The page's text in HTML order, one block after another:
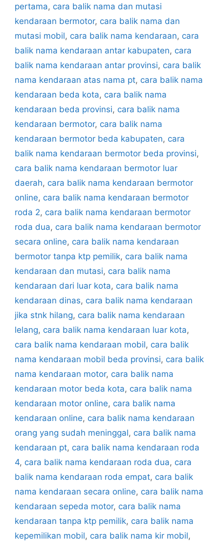
pertama, cara balik nama dan mutasi
kendaraan bermotor, cara balik nama dan
mutasi mobil, cara balik nama kendaraan, cara
balik nama kendaraan antar kabupaten, cara
balik nama kendaraan antar provinsi, cara balik
nama kendaraan atas nama pt, cara balik nama
kendaraan beda kota, cara balik nama
kendaraan beda provinsi, cara balik nama
kendaraan bermotor, cara balik nama
kendaraan bermotor beda kabupaten, cara
balik nama kendaraan bermotor beda provinsi,
cara balik nama kendaraan bermotor luar
daerah, cara balik nama kendaraan bermotor
online, cara balik nama kendaraan bermotor
roda 2, cara balik nama kendaraan bermotor
roda dua, cara balik nama kendaraan bermotor
secara online, cara balik nama kendaraan
bermotor tanpa ktp pemilik, cara balik nama
kendaraan dan mutasi, cara balik nama
kendaraan dari luar kota, cara balik nama
kendaraan dinas, cara balik nama kendaraan
jika stnk hilang, cara balik nama kendaraan
lelang, cara balik nama kendaraan luar kota,
cara balik nama kendaraan mobil, cara balik
nama kendaraan mobil beda provinsi, cara balik
nama kendaraan motor, cara balik nama
kendaraan motor beda kota, cara balik nama
kendaraan motor online, cara balik nama
kendaraan online, cara balik nama kendaraan
orang yang sudah meninggal, cara balik nama
kendaraan pt, cara balik nama kendaraan roda
4, cara balik nama kendaraan roda dua, cara
balik nama kendaraan roda empat, cara balik
nama kendaraan secara online, cara balik nama
kendaraan sepeda motor, cara balik nama
kendaraan tanpa ktp pemilik, cara balik nama
kepemilikan mobil, cara balik nama kir mobil,